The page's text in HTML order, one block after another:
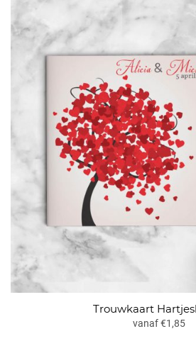
Trouwkaart
vanaf €1,85